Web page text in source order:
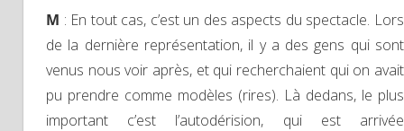
M : En tout cas, c’est un des aspects du spectacle. Lors
de la dernière représentation, il y a des gens qui sont
venus nous voir après, et qui recherchaient qui on avait
pu prendre comme modèles (rires). Là dedans, le plus
important c’est l’autodérision, qui est arrivée